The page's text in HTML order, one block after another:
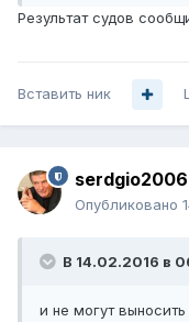
Результат судов
Вставить ник
serdgio2006
Опубликовано
В 14.02.2016 в
и не могут